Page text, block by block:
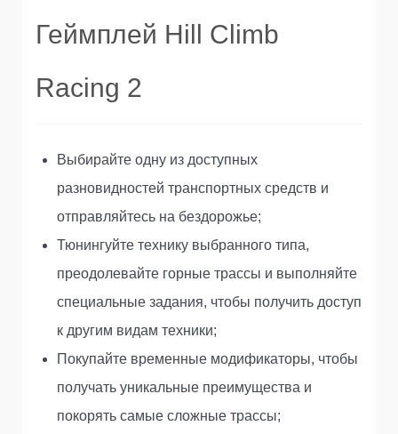
Геймплей Hill Climb
Racing 2
Выбирайте одну из доступных
разновидностей транспортных средств и
отправляйтесь на бездорожье;
Тюнингуйте технику выбранного типа,
преодолевайте горные трассы и выполняйте
специальные задания, чтобы получить доступ
к другим видам техники;
Покупайте временные модификаторы, чтобы
получать уникальные преимущества и
покорять самые сложные трассы;